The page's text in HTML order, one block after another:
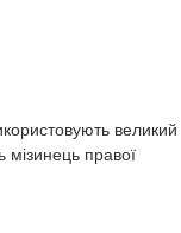
великий
мізинець правої